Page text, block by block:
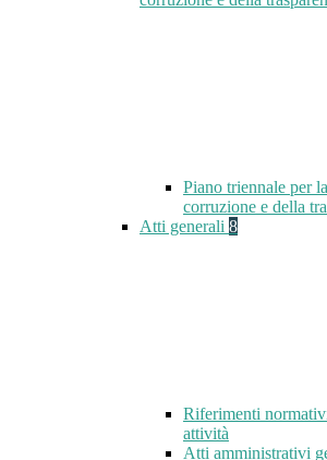
Piano triennale per
corruzione e della
Atti generali 8
Riferimenti
attività
Atti amministrativi